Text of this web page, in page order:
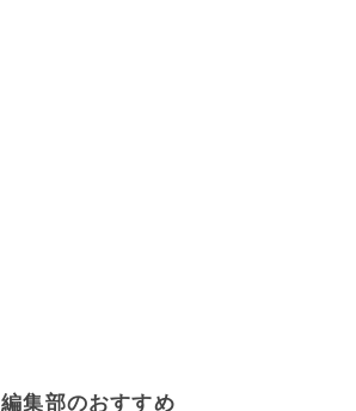
編集部のおすすめ